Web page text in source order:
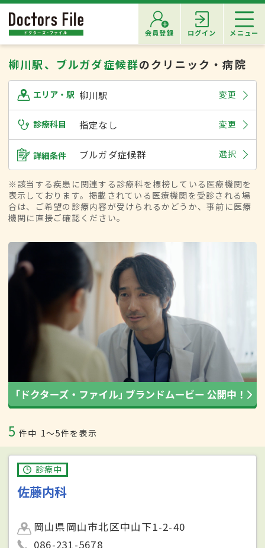
会員登録 ログイン メニュー
柳川駅、ブルガダ症候群のクリニック・病院
エリア・駅 柳川駅 変更
診療科目 指定なし 変更
詳細条件 ブルガダ症候群 選択
※該当する疾患に関連する診療科を標榜している医療機関を
表示しております。掲載されている医療機関を受診される場
合は、ご希望の診療内容が受けられるかどうか、事前に医療
機関に直接ご確認ください。
5 件中 1〜5件を表示
診療中
佐藤内科
岡山県岡山市北区中山下1-2-40
086-231-5678